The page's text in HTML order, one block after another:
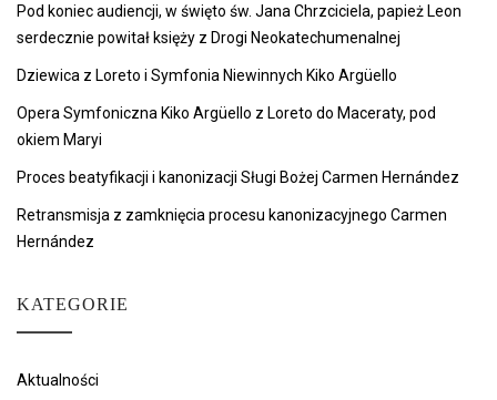
Pod koniec audiencji, w święto św. Jana Chrzciciela, papież Leon
serdecznie powitał księży z Drogi Neokatechumenalnej
Dziewica z Loreto i Symfonia Niewinnych Kiko Argüello
Opera Symfoniczna Kiko Argüello z Loreto do Maceraty, pod
okiem Maryi
Proces beatyfikacji i kanonizacji Sługi Bożej Carmen Hernández
Retransmisja z zamknięcia procesu kanonizacyjnego Carmen
Hernández
KATEGORIE
Aktualności